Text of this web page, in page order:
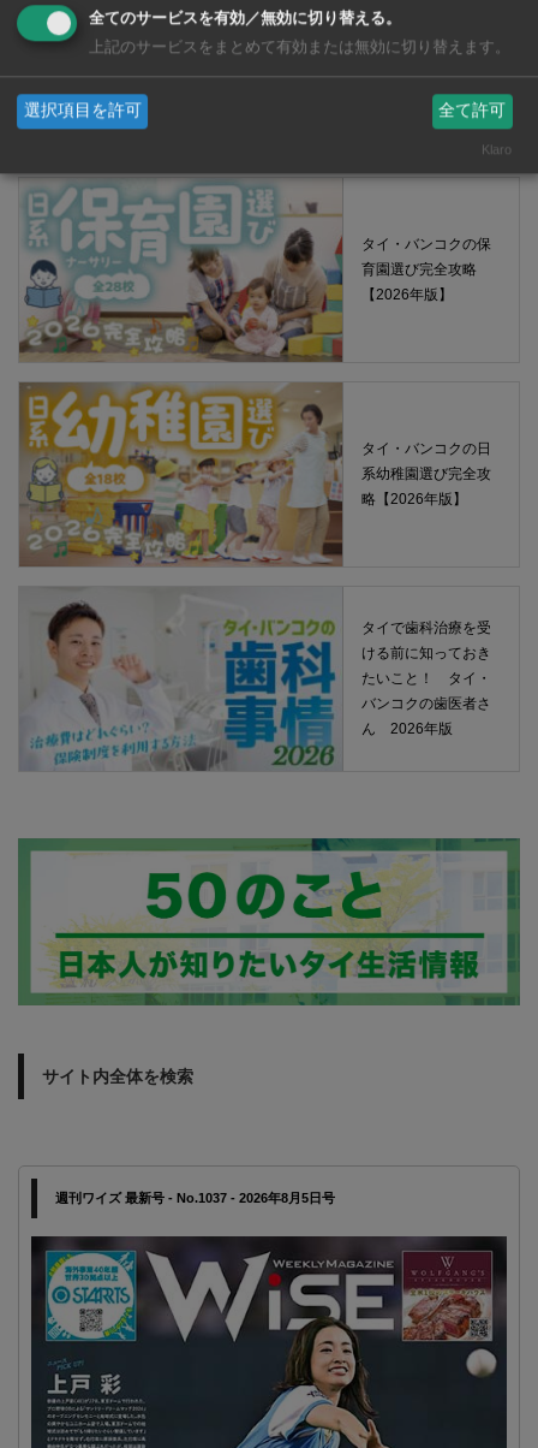
【タイ・バンコ
ク】 コンビニ（セ
ブンイレブン）で買
える薬 2026年版
タイ・バンコクの保
育園選び完全攻略
【2026年版】
タイ・バンコクの日
系幼稚園選び完全攻
略【2026年版】
タイで歯科治療を受
ける前に知っておき
たいこと！ タイ・
バンコクの歯医者さ
ん 2026年版
サイト内全体を検索
週刊ワイズ 最新号 - No.1037 - 2026年8月5日号
全てのサービスを有効／無効に切り替える。
上記のサービスをまとめて有効または無効に切り替えます。
選択項目を許可 全て許可
Klaro